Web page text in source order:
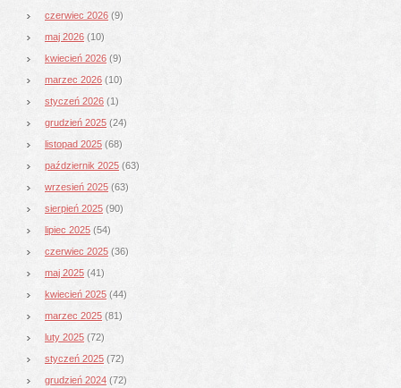
czerwiec 2026 (9)
maj 2026 (10)
kwiecień 2026 (9)
marzec 2026 (10)
styczeń 2026 (1)
grudzień 2025 (24)
listopad 2025 (68)
październik 2025 (63)
wrzesień 2025 (63)
sierpień 2025 (90)
lipiec 2025 (54)
czerwiec 2025 (36)
maj 2025 (41)
kwiecień 2025 (44)
marzec 2025 (81)
luty 2025 (72)
styczeń 2025 (72)
grudzień 2024 (72)